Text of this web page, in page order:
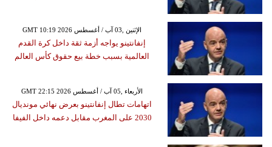
GMT 10:19 2026 الإثنين ,03 آب / أغسطس
إنفانتينو يواجه أزمة ثقة داخل كرة القدم
العالمية بسبب خطة بيع حقوق كأس العالم
GMT 22:15 2026 الأربعاء ,05 آب / أغسطس
اتهامات تطال إنفانتينو بعرض نهائي مونديال
2030 على المغرب مقابل دعمه داخل الفيفا